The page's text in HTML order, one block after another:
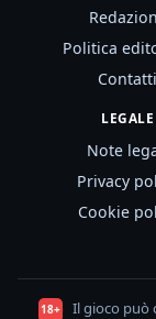
Politica
Contatti
LEGALE
Note
Privacy
Cookie
18+ Il gioco può